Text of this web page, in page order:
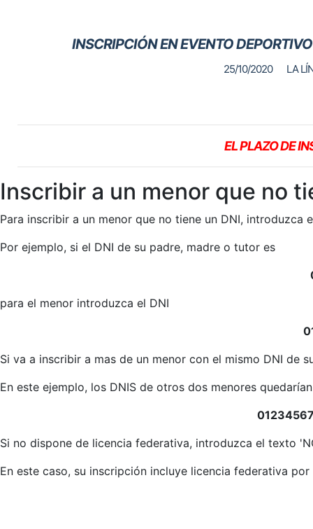
INSCRIPCIÓN EN EVENTO
25/10/2020 LA
EL PLAZO DE
Inscribir a un menor que no
Para inscribir a un menor que no tiene un DNI,
Por ejemplo, si el DNI de su padre, madre o tutor es
para el menor introduzca el DNI
Si va a inscribir a mas de un menor con el mismo DNI de
En este ejemplo, los DNIS de otros dos menores
Si no dispone de licencia federativa, introduzca el texto
En este caso, su inscripción incluye licencia federativa por